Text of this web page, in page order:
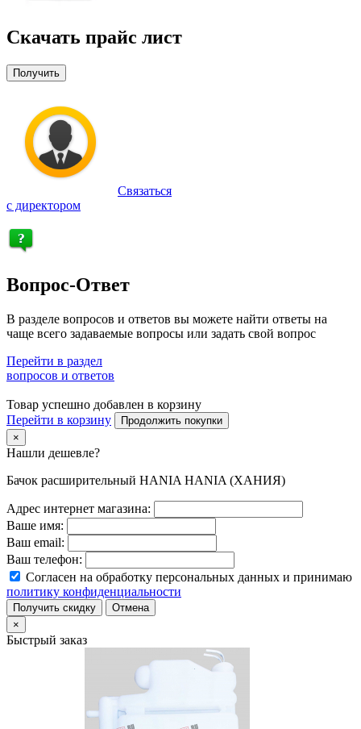
Скачать прайс лист
Получить
Связаться
с директором
Вопрос-Ответ
В разделе вопросов и ответов вы можете найти ответы на
чаще всего задаваемые вопросы или задать свой вопрос
Перейти в раздел
вопросов и ответов
Товар успешно добавлен в корзину
Перейти в корзину
Продолжить покупки
×
Нашли дешевле?
Бачок расширительный HANIA HANIA (ХАНИЯ)
Адрес интернет магазина:
Ваше имя:
Ваш email:
Ваш телефон:
Согласен на обработку персональных данных и принимаю
политику конфиденциальности
Получить скидку
Отмена
×
Быстрый заказ